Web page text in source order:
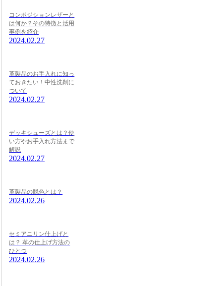
コンポジションレザーと
は何か？その特徴と活用
事例を紹介
2024.02.27
革製品のお手入れに知っ
ておきたい！中性洗剤に
ついて
2024.02.27
デッキシューズとは？使
い方やお手入れ方法まで
解説
2024.02.27
革製品の脱色とは？
2024.02.26
セミアニリン仕上げと
は？ 革の仕上げ方法の
ひとつ
2024.02.26